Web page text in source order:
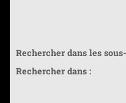
Rechercher dans les
Rechercher dans :